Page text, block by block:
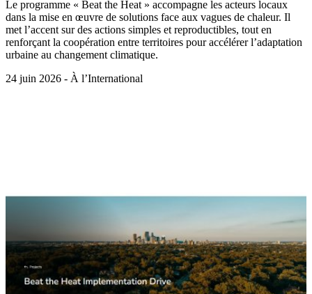
Le programme « Beat the Heat » accompagne les acteurs locaux
dans la mise en œuvre de solutions face aux vagues de chaleur. Il
met l’accent sur des actions simples et reproductibles, tout en
renforçant la coopération entre territoires pour accélérer l’adaptation
urbaine au changement climatique.
24 juin 2026 - À l’International